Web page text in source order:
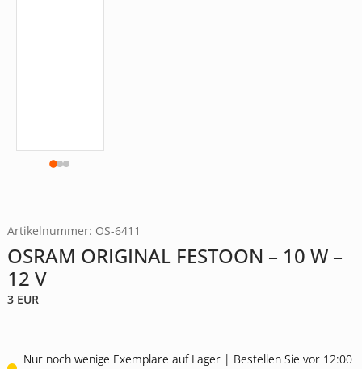
Artikelnummer: OS-6411
OSRAM ORIGINAL FESTOON – 10 W –
12 V
3 EUR
Nur noch wenige Exemplare auf Lager | Bestellen Sie vor 12:00